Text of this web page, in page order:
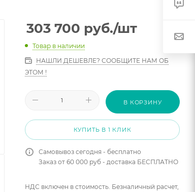
303 700 руб./шт
Товар в наличии
НАШЛИ ДЕШЕВЛЕ? СООБЩИТЕ НАМ ОБ
ЭТОМ !
В КОРЗИНУ
КУПИТЬ В 1 КЛИК
Самовывоз сегодня - бесплатно
Заказ от 60 000 руб - доставка БЕСПЛАТНО
НДС включен в стоимость. Безналичный расчет,